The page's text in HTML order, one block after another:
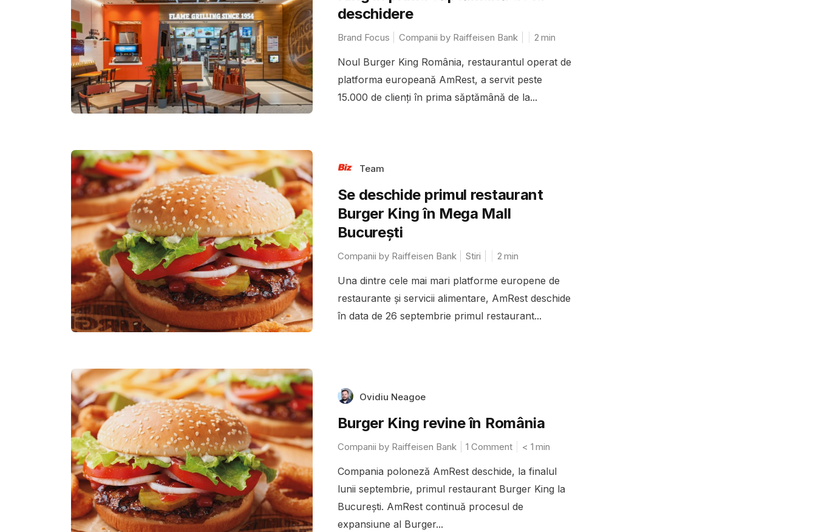
deschidere
Brand Focus Companii by Raiffeisen Bank 2 min
Noul Burger King România, restaurantul operat de
platforma europeană AmRest, a servit peste
15.000 de clienți în prima săptămână de la...
Team
Se deschide primul restaurant
Burger King în Mega Mall
București
Companii by Raiffeisen Bank Stiri 2 min
Una dintre cele mai mari platforme europene de
restaurante și servicii alimentare, AmRest deschide
în data de 26 septembrie primul restaurant...
Ovidiu Neagoe
Burger King revine în România
Companii by Raiffeisen Bank 1 Comment < 1 min
Compania poloneză AmRest deschide, la finalul
lunii septembrie, primul restaurant Burger King la
București. AmRest continuă procesul de
expansiune al Burger...